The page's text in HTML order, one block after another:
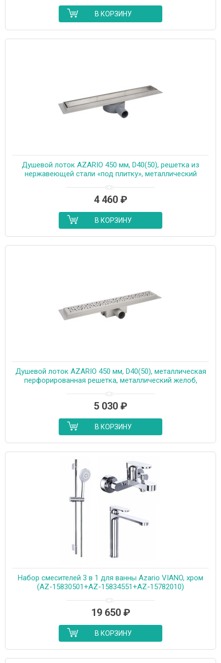
В КОРЗИНУ
Душевой лоток AZARIO 450 мм, D40(50), решетка из
нержавеющей стали «под плитку», металлический
(AZT3TILE450)
4 460 ₽
В КОРЗИНУ
Душевой лоток AZARIO 450 мм, D40(50), металлическая
перфорированная решетка, металлический желоб,
5 030 ₽
В КОРЗИНУ
Набор смесителей 3 в 1 для ванны Azario VIANO, хром
(AZ-15830501+AZ-15834551+AZ-15782010)
19 650 ₽
В КОРЗИНУ